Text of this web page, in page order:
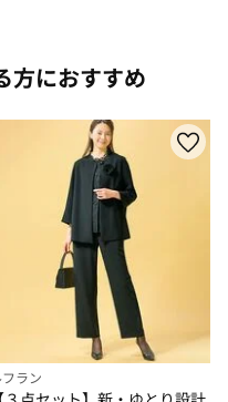
方におすすめ
ラン